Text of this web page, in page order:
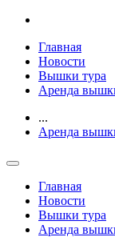
Главная
Новости
Вышки тура
Аренда
...
Аренда
Главная
Новости
Вышки тура
Аренда